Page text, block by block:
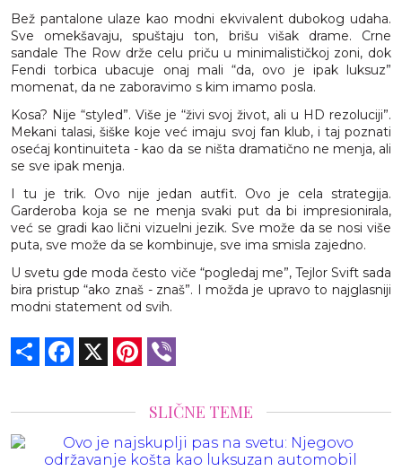
Bež pantalone ulaze kao modni ekvivalent dubokog udaha.
Sve omekšavaju, spuštaju ton, brišu višak drame. Crne
sandale The Row drže celu priču u minimalističkoj zoni, dok
Fendi torbica ubacuje onaj mali “da, ovo je ipak luksuz”
momenat, da ne zaboravimo s kim imamo posla.
Kosa? Nije “styled”. Više je “živi svoj život, ali u HD rezoluciji”.
Mekani talasi, šiške koje već imaju svoj fan klub, i taj poznati
osećaj kontinuiteta - kao da se ništa dramatično ne menja, ali
se sve ipak menja.
I tu je trik. Ovo nije jedan autfit. Ovo je cela strategija.
Garderoba koja se ne menja svaki put da bi impresionirala,
već se gradi kao lični vizuelni jezik. Sve može da se nosi više
puta, sve može da se kombinuje, sve ima smisla zajedno.
U svetu gde moda često viče “pogledaj me”, Tejlor Svift sada
bira pristup “ako znaš - znaš”. I možda je upravo to najglasniji
modni statement od svih.
Share Facebook Pinterest
SLIČNE TEME